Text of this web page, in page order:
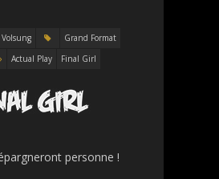
Volsung
Grand Format
Actual Play Final Girl
personne !